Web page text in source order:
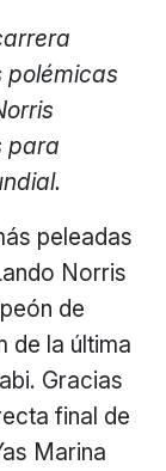
para
peleadas
Norris
de
de la última
Gracias
final de
Marina